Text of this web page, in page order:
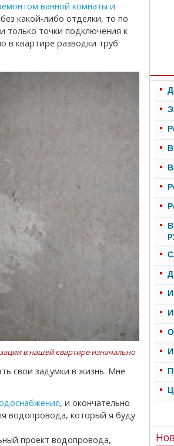
ванной комнаты и
какой-либо отделки, то по
только точки подключения к
в квартире разводки труб
в нашей квартире изначально
, и окончательно
водопровода, который я буду
проект водопровода,